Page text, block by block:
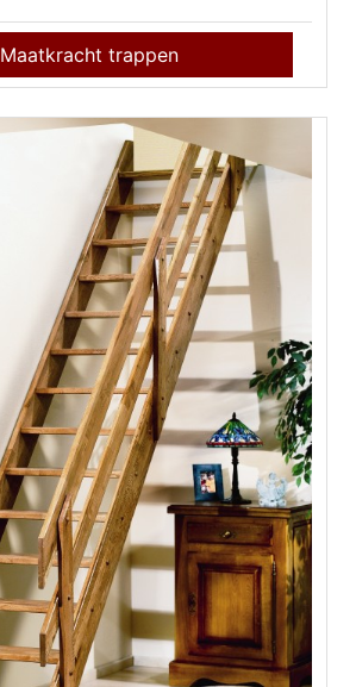
Maatkracht trappen